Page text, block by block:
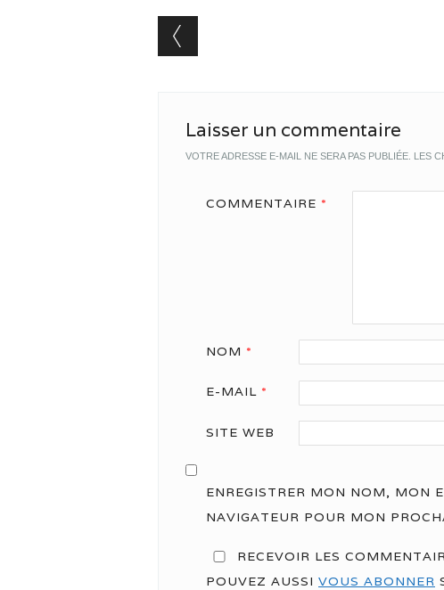
Post navigation
Laisser un commentaire
VOTRE ADRESSE E-MAIL NE SERA PAS PUBLIÉE. LES
COMMENTAIRE *
NOM *
E-MAIL *
SITE WEB
ENREGISTRER MON NOM, MON
NAVIGATEUR POUR MON
RECEVOIR LES
POUVEZ AUSSI VOUS ABONNER